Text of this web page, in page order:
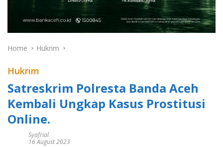
Home Hukrim
Hukrim
Satreskrim Polresta Banda Aceh
Kembali Ungkap Kasus Prostitusi
Online.
Syafrial
16 August 2023